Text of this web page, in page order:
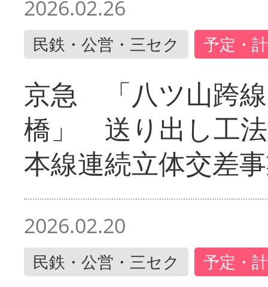
2026.02.26
民鉄・公営・三セク 予定・
京急 「八ツ山跨
橋」 送り出し工
本線連続立体交差
2026.02.20
民鉄・公営・三セク 予定・